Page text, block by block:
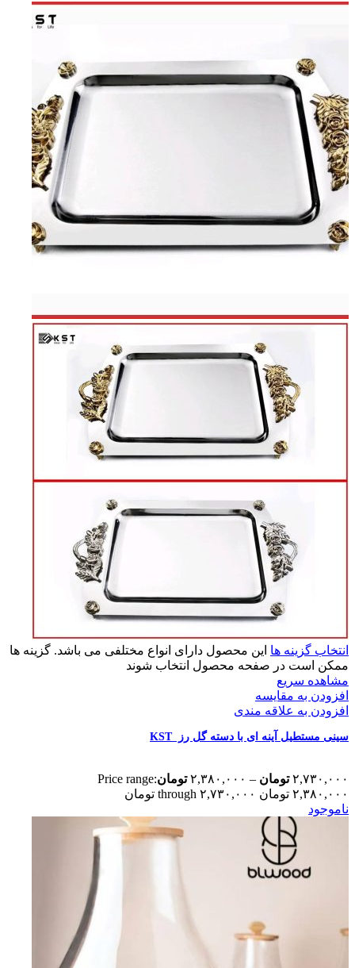
انتخاب گزینه ها این محصول دارای انواع مختلفی می باشد. گزینه ها
ممکن است در صفحه محصول انتخاب شوند
مشاهده سریع
افزودن به مقایسه
افزودن به علاقه مندی
سینی مستطیل آینه ای با دسته گل رز KST
۲,۷۳۰,۰۰۰ تومان – ۲,۳۸۰,۰۰۰ تومانPrice range:
۲,۳۸۰,۰۰۰ تومان through ۲,۷۳۰,۰۰۰ تومان
ناموجود